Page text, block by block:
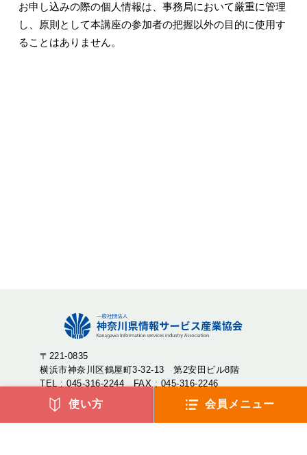
お申し込みの際の個人情報は、事務局において厳重に管理
し、原則として本講座の参加者の把握以外の目的に使用す
ることはありません。
〒221-0835
横浜市神奈川区鶴屋町3-32-13 第2安田ビル8階
TEL : 045-316-2244 FAX : 045-316-2246
神奈川県情報サービス産業協会（神情協・しんじょうきょ
使い方 会員メニュー